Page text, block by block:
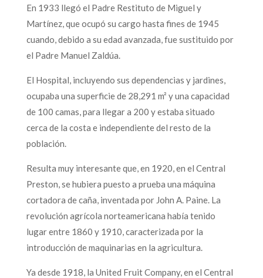
En 1933 llegó el Padre Restituto de Miguel y
Martínez, que ocupó su cargo hasta fines de 1945
cuando, debido a su edad avanzada, fue sustituido por
el Padre Manuel Zaldúa.
El Hospital, incluyendo sus dependencias y jardines,
ocupaba una superficie de 28,291 m² y una capacidad
de 100 camas, para llegar a 200 y estaba situado
cerca de la costa e independiente del resto de la
población.
Resulta muy interesante que, en 1920, en el Central
Preston, se hubiera puesto a prueba una máquina
cortadora de caña, inventada por John A. Paine. La
revolución agrícola norteamericana había tenido
lugar entre 1860 y 1910, caracterizada por la
introducción de maquinarias en la agricultura.
Ya desde 1918, la United Fruit Company, en el Central